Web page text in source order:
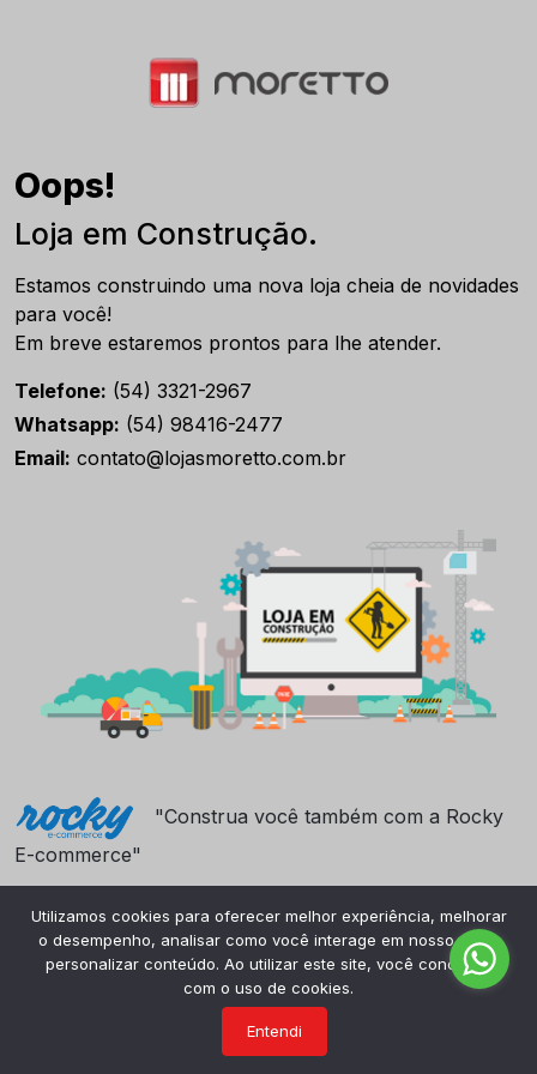
Oops!
Loja em Construção.
Estamos construindo uma nova loja cheia de novidades
para você!
Em breve estaremos prontos para lhe atender.
Telefone: (54) 3321-2967
Whatsapp: (54) 98416-2477
Email: contato@lojasmoretto.com.br
"Construa você também com a Rocky
E-commerce"
Utilizamos cookies para oferecer melhor experiência, melhorar
o desempenho, analisar como você interage em nosso site e
personalizar conteúdo. Ao utilizar este site, você concorda
com o uso de cookies.
Entendi